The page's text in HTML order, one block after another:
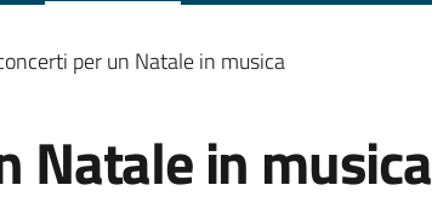
per un Natale in musica
Natale in musica